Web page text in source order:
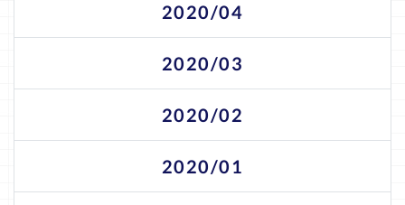
2020/04
2020/03
2020/02
2020/01